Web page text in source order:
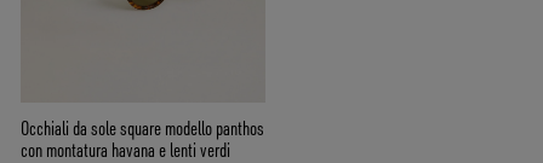
Occhiali da sole square modello panthos
con montatura havana e lenti verdi